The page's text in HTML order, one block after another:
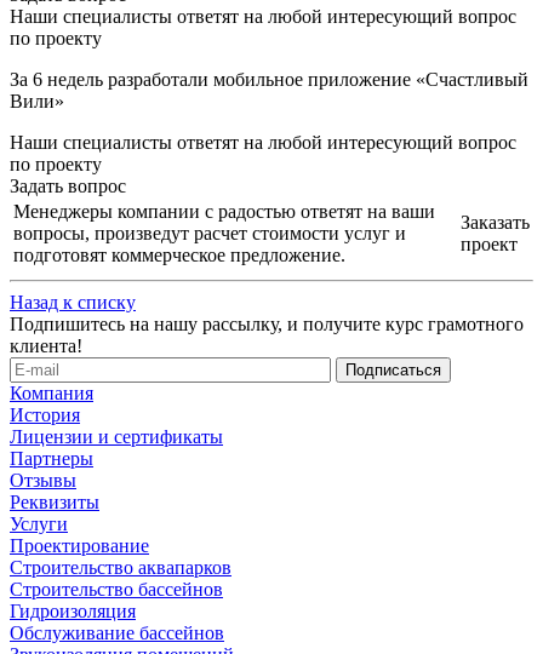
Наши специалисты ответят на любой интересующий вопрос
по проекту
За 6 недель разработали мобильное приложение «Счастливый
Вили»
Наши специалисты ответят на любой интересующий вопрос
по проекту
Задать вопрос
Менеджеры компании с радостью ответят на ваши
вопросы, произведут расчет стоимости услуг и
подготовят коммерческое предложение.
Заказать
проект
Назад к списку
Подпишитесь на нашу рассылку, и получите курс грамотного
клиента!
Компания
История
Лицензии и сертификаты
Партнеры
Отзывы
Реквизиты
Услуги
Проектирование
Строительство аквапарков
Строительство бассейнов
Гидроизоляция
Обслуживание бассейнов